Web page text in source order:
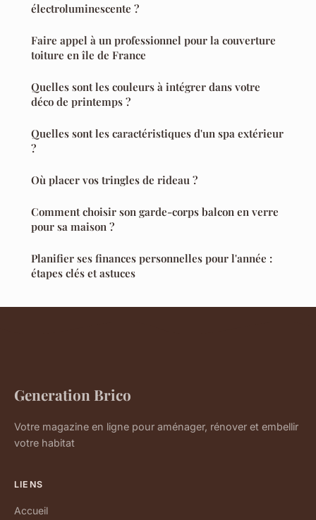
électroluminescente ?
Faire appel à un professionnel pour la couverture
toiture en île de France
Quelles sont les couleurs à intégrer dans votre
déco de printemps ?
Quelles sont les caractéristiques d'un spa extérieur
?
Où placer vos tringles de rideau ?
Comment choisir son garde-corps balcon en verre
pour sa maison ?
Planifier ses finances personnelles pour l'année :
étapes clés et astuces
Generation Brico
Votre magazine en ligne pour aménager, rénover et embellir
votre habitat
LIENS
Accueil